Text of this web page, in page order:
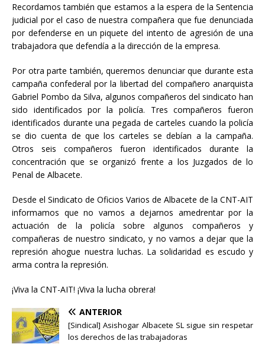
Recordamos también que estamos a la espera de la Sentencia
judicial por el caso de nuestra compañera que fue denunciada
por defenderse en un piquete del intento de agresión de una
trabajadora que defendía a la dirección de la empresa.
Por otra parte también, queremos denunciar que durante esta
campaña confederal por la libertad del compañero anarquista
Gabriel Pombo da Silva, algunos compañeros del sindicato han
sido identificados por la policía. Tres compañeros fueron
identificados durante una pegada de carteles cuando la policía
se dio cuenta de que los carteles se debían a la campaña.
Otros seis compañeros fueron identificados durante la
concentración que se organizó frente a los Juzgados de lo
Penal de Albacete.
Desde el Sindicato de Oficios Varios de Albacete de la CNT-AIT
informamos que no vamos a dejarnos amedrentar por la
actuación de la policía sobre algunos compañeros y
compañeras de nuestro sindicato, y no vamos a dejar que la
represión ahogue nuestra luchas. La solidaridad es escudo y
arma contra la represión.
¡Viva la CNT-AIT! ¡Viva la lucha obrera!
ANTERIOR
[Sindical] Asishogar Albacete SL sigue sin respetar
los derechos de las trabajadoras